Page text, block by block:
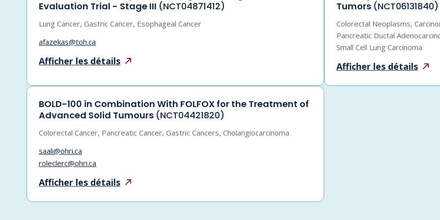
Evaluation Trial - Stage III (NCT04871412)
Lung Cancer, Gastric Cancer, Esophageal Cancer
afazekas@toh.ca
Afficher les détails
Tumors (NCT06131840)
Colorectal Neoplasms,
Pancreatic Ductal
Small Cell Lung Carcinoma
Afficher les détails
BOLD-100 in Combination With FOLFOX for the Treatment of
Advanced Solid Tumours (NCT04421820)
Colorectal Cancer, Pancreatic Cancer, Gastric Cancers, Cholangiocarcinoma
saali@ohri.ca
roleclerc@ohri.ca
Afficher les détails